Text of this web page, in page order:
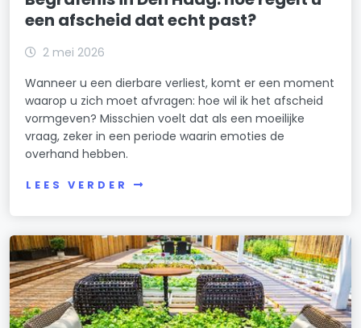
een afscheid dat echt past?
2 mei 2026
Wanneer u een dierbare verliest, komt er een moment
waarop u zich moet afvragen: hoe wil ik het afscheid
vormgeven? Misschien voelt dat als een moeilijke
vraag, zeker in een periode waarin emoties de
overhand hebben.
LEES VERDER